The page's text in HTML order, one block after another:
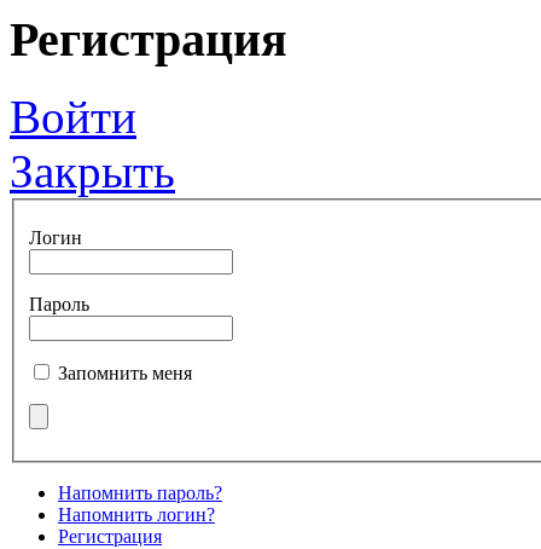
Регистрация
Войти
Закрыть
Логин
Пароль
Запомнить меня
Напомнить пароль?
Напомнить логин?
Регистрация